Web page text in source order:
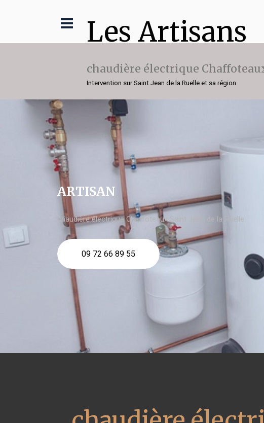
Les Artisans
chaudière électrique
Intervention sur Saint Jean de la Ruelle et sa région
ARTISAN
chaudière électrique Chaffoteaux Saint Jean de la Ruelle
09 72 66 89 55